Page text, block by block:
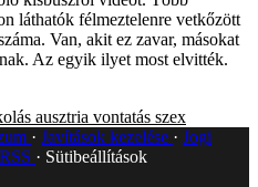
láthatók félmeztelenre vetkőzött
Van, akit ez zavar, másokat
Az egyik ilyet most elvitték.
ausztria vontatás szex
Javítások kezelése
Jogi
RSS
Sütibeállítások